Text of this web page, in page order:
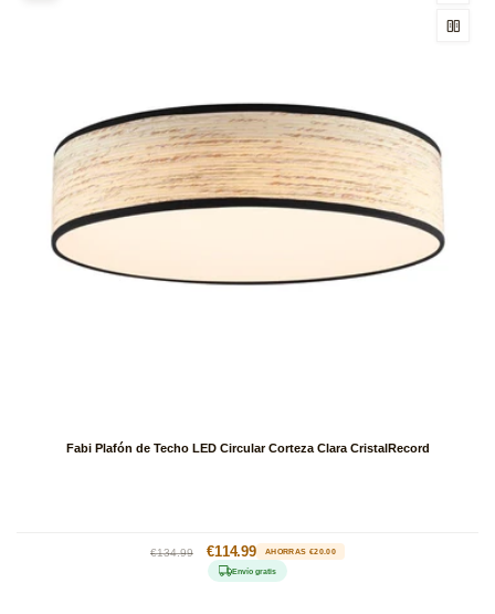
Fabi Plafón de Techo LED Circular Corteza Clara CristalRecord
Precio
€134.99
Precio
de
oferta
€114.99 AHORRAS €20.00
Envío gratis